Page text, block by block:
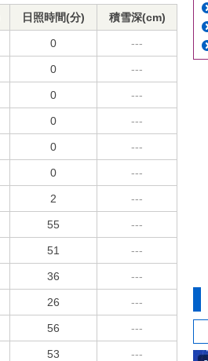
日照時間(分) 積雪深(cm)
0 ---
0 ---
0 ---
0 ---
0 ---
0 ---
2 ---
55 ---
51 ---
36 ---
26 ---
56 ---
53 ---